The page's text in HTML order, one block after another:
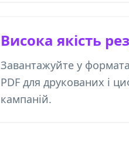
Висока якість
Завантажуйте у
PDF для друкованих і
кампаній.